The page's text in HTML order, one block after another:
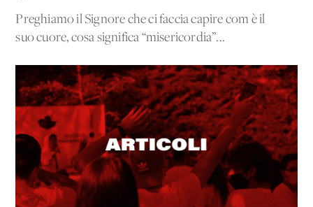
Preghiamo il Signore che ci faccia capire com'è il
suo cuore, cosa significa “misericordia”...